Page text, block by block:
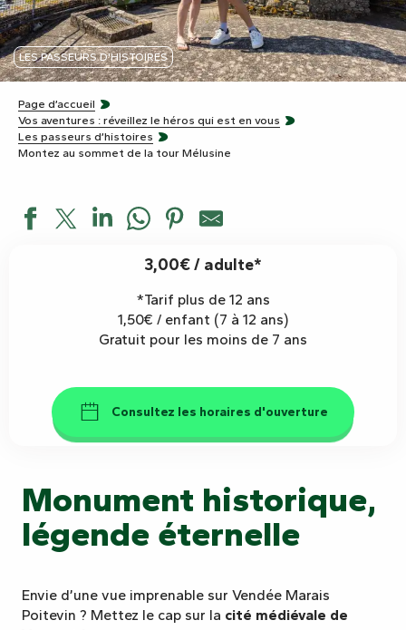
LES PASSEURS D'HISTOIRES
Page d’accueil
Vos aventures : réveillez le héros qui est en vous
Les passeurs d’histoires
Montez au sommet de la tour Mélusine
3,00€ / adulte*
*Tarif plus de 12 ans
1,50€ / enfant (7 à 12 ans)
Gratuit pour les moins de 7 ans
Consultez les horaires d'ouverture
Monument historique,
légende éternelle
Envie d’une vue imprenable sur Vendée Marais
Poitevin ? Mettez le cap sur la cité médiévale de